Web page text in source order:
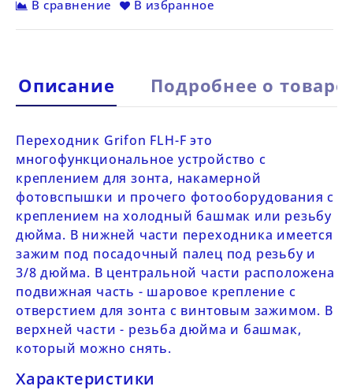
В сравнение В избранное
Описание Подробнее о товаре
Переходник Grifon FLH-F это
многофункциональное устройство с
креплением для зонта, накамерной
фотовспышки и прочего фотооборудования с
креплением на холодный башмак или резьбу
дюйма. В нижней части переходника имеется
зажим под посадочный палец под резьбу и
3/8 дюйма. В центральной части расположена
подвижная часть - шаровое крепление с
отверстием для зонта с винтовым зажимом. В
верхней части - резьба дюйма и башмак,
который можно снять.
Характеристики